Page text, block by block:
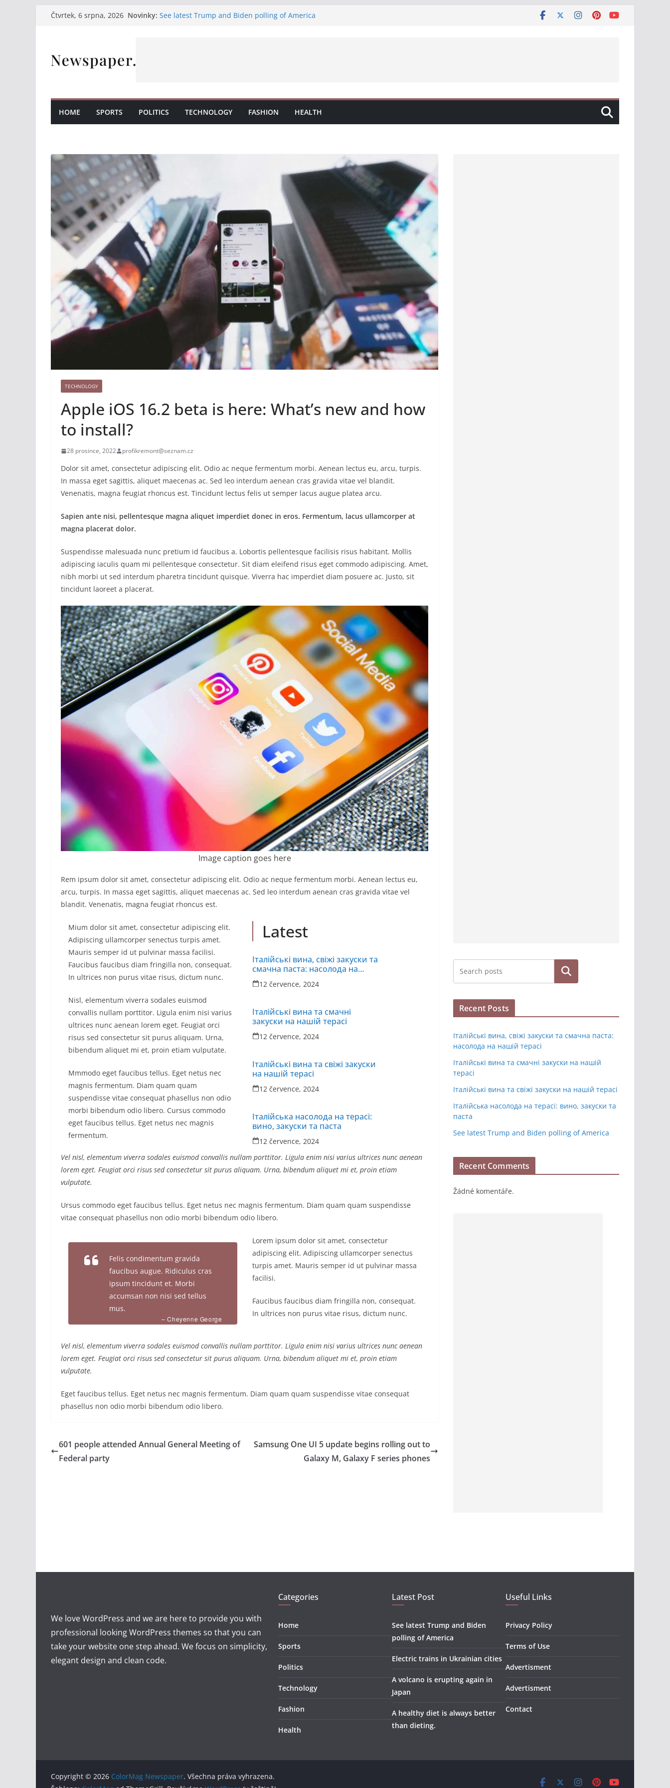
Přeskočit
Čtvrtek, 6 srpna, 2026 Novinky: See latest Trump and Biden polling of America
HOME SPORTS POLITICS TECHNOLOGY FASHION HEALTH
TECHNOLOGY
Apple iOS 16.2 beta is here: What’s new and how
to install?
28 prosince, 2022 profikremont@seznam.cz
Dolor sit amet, consectetur adipiscing elit. Odio ac neque fermentum morbi. Aenean lectus eu, arcu, turpis.
In massa eget sagittis, aliquet maecenas ac. Sed leo interdum aenean cras gravida vitae vel blandit.
Venenatis, magna feugiat rhoncus est. Tincidunt lectus felis ut semper lacus augue platea arcu.
Sapien ante nisi, pellentesque magna aliquet imperdiet donec in eros. Fermentum, lacus ullamcorper at
magna placerat dolor.
Suspendisse malesuada nunc pretium id faucibus a. Lobortis pellentesque facilisis risus habitant. Mollis
adipiscing iaculis quam mi pellentesque consectetur. Sit diam eleifend risus eget commodo adipiscing. Amet,
nibh morbi ut sed interdum pharetra tincidunt quisque. Viverra hac imperdiet diam posuere ac. Justo, sit
tincidunt laoreet a placerat.
Image caption goes here
Rem ipsum dolor sit amet, consectetur adipiscing elit. Odio ac neque fermentum morbi. Aenean lectus eu,
arcu, turpis. In massa eget sagittis, aliquet maecenas ac. Sed leo interdum aenean cras gravida vitae vel
blandit. Venenatis, magna feugiat rhoncus est.
Mium dolor sit amet, consectetur adipiscing elit.
Adipiscing ullamcorper senectus turpis amet.
Mauris semper id ut pulvinar massa facilisi.
Faucibus faucibus diam fringilla non, consequat.
In ultrices non purus vitae risus, dictum nunc.
Nisl, elementum viverra sodales euismod
convallis nullam porttitor. Ligula enim nisi varius
ultrices nunc aenean lorem eget. Feugiat orci
risus sed consectetur sit purus aliquam. Urna,
bibendum aliquet mi et, proin etiam vulputate.
Mmmodo eget faucibus tellus. Eget netus nec
magnis fermentum. Diam quam quam
suspendisse vitae consequat phasellus non odio
morbi bibendum odio libero. Cursus commodo
eget faucibus tellus. Eget netus nec magnis
fermentum.
Latest
Італійські вина, свіжі закуски та
смачна паста: насолода на
нашій терасі
12 července, 2024
Італійські вина та смачні
закуски на нашій терасі
12 července, 2024
Італійські вина та свіжі закуски
на нашій терасі
12 července, 2024
Італійська насолода на терасі:
вино, закуски та паста
12 července, 2024
Vel nisl, elementum viverra sodales euismod convallis nullam porttitor. Ligula enim nisi varius ultrices nunc aenean
lorem eget. Feugiat orci risus sed consectetur sit purus aliquam. Urna, bibendum aliquet mi et, proin etiam
vulputate.
Ursus commodo eget faucibus tellus. Eget netus nec magnis fermentum. Diam quam quam suspendisse
vitae consequat phasellus non odio morbi bibendum odio libero.
Felis condimentum gravida
faucibus augue. Ridiculus cras
ipsum tincidunt et. Morbi
accumsan non nisi sed tellus
mus.
– Cheyenne George
Lorem ipsum dolor sit amet, consectetur
adipiscing elit. Adipiscing ullamcorper senectus
turpis amet. Mauris semper id ut pulvinar massa
facilisi.
Faucibus faucibus diam fringilla non, consequat.
In ultrices non purus vitae risus, dictum nunc.
Vel nisl, elementum viverra sodales euismod convallis nullam porttitor. Ligula enim nisi varius ultrices nunc aenean
lorem eget. Feugiat orci risus sed consectetur sit purus aliquam. Urna, bibendum aliquet mi et, proin etiam
vulputate.
Eget faucibus tellus. Eget netus nec magnis fermentum. Diam quam quam suspendisse vitae consequat
phasellus non odio morbi bibendum odio libero.
601 people attended Annual General Meeting of
Federal party
Samsung One UI 5 update begins rolling out to
Galaxy M, Galaxy F series phones
Hledat
Recent Posts
Італійські вина, свіжі закуски та смачна паста:
насолода на нашій терасі
Італійські вина та смачні закуски на нашій
терасі
Італійські вина та свіжі закуски на нашій терасі
Італійська насолода на терасі: вино, закуски та
паста
See latest Trump and Biden polling of America
Recent Comments
Žádné komentáře.
We love WordPress and we are here to provide you with
professional looking WordPress themes so that you can
take your website one step ahead. We focus on simplicity,
elegant design and clean code.
Categories
Home
Sports
Politics
Technology
Fashion
Health
Latest Post
See latest Trump and Biden
polling of America
Electric trains in Ukrainian cities
A volcano is erupting again in
Japan
A healthy diet is always better
than dieting.
Useful Links
Privacy Policy
Terms of Use
Advertisment
Advertisment
Contact
Copyright © 2026 ColorMag Newspaper. Všechna práva vyhrazena.